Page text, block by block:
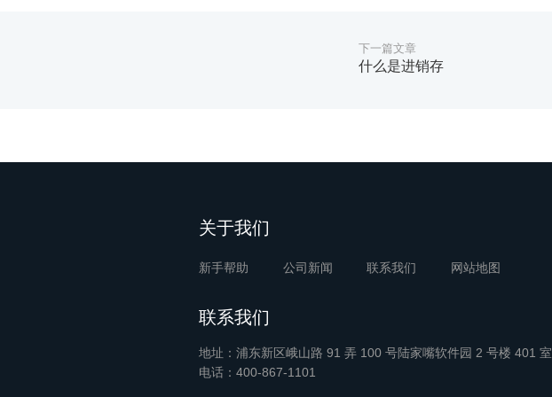
下一篇文章
什么是进销存
关于我们
新手帮助 公司新闻 联系我们 网站地图
联系我们
地址：浦东新区峨山路 91 弄 100 号陆家嘴软件园 2 号楼 401 室
电话：400-867-1101